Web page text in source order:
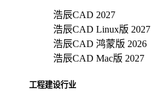
浩辰CAD 2027
浩辰CAD Linux版 2027
浩辰CAD 鸿蒙版 2026
浩辰CAD Mac版 2027
工程建设行业